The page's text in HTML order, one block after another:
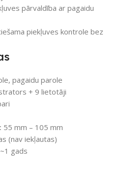
pārvaldība ar pagaidu
piekļuves kontrole bez
pagaidu parole
+ 9 lietotāji
55 mm – 105 mm
(nav iekļautas)
~1 gads